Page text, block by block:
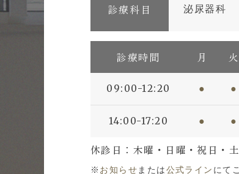
診療科目 泌尿器科
診療時間 月 火
09:00-12:20 ● ●
14:00-17:20 ● ●
休診日：木曜・日曜・祝日・
※ お知らせ または公式ライン にて